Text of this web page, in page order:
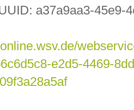
a37a9aa3-45e9-
e2d5-4469-